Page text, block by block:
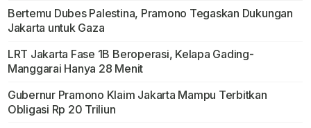
Bertemu Dubes Palestina, Pramono Tegaskan Dukungan
Jakarta untuk Gaza
LRT Jakarta Fase 1B Beroperasi, Kelapa Gading-
Manggarai Hanya 28 Menit
Gubernur Pramono Klaim Jakarta Mampu Terbitkan
Obligasi Rp 20 Triliun